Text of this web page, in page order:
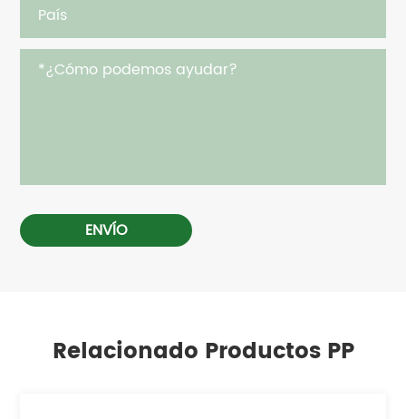
ENVÍO
Relacionado Productos PP